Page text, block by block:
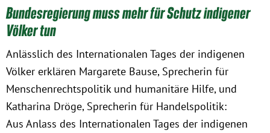
Bundesregierung muss mehr für Schutz indigener
Völker tun
Anlässlich des Internationalen Tages der indigenen
Völker erklären Margarete Bause, Sprecherin für
Menschenrechtspolitik und humanitäre Hilfe, und
Katharina Dröge, Sprecherin für Handelspolitik:
Aus Anlass des Internationalen Tages der indigenen